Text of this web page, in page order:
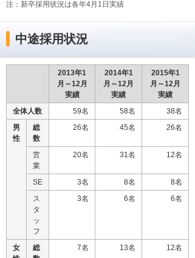
注：新卒採用状況は各年4月1日実績
中途採用状況
2013年1
月～12月
実績
2014年1
月～12月
実績
2015年1
月～12月
実績
全体人数
59名 58名
38名
男
性
総
数
26名 45名 26名
営
業
20名 31名 12名
SE 3名 8名
8名
ス
タ
ッ
フ
3名 6名 6名
女
総
7名 13名 12名